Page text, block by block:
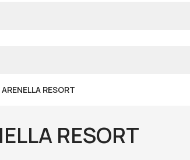
RESORT
RESORT